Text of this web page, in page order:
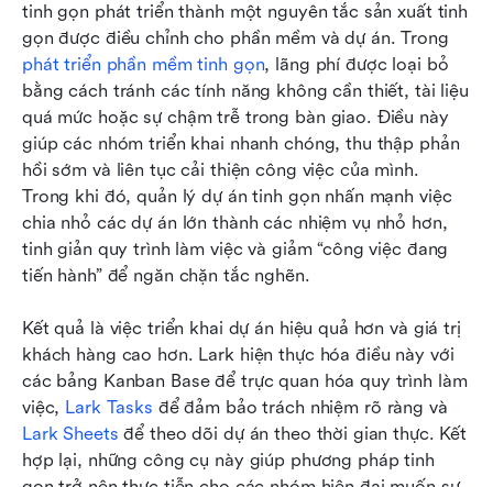
tinh gọn phát triển thành một nguyên tắc sản xuất tinh
phát triển phần mềm tinh gọn, lãng phí được loại bỏ
bằng cách tránh các tính năng không cần thiết, tài liệu
quá mức hoặc sự chậm trễ trong bàn giao. Điều này
giúp các nhóm triển khai nhanh chóng, thu thập phản
hồi sớm và liên tục cải thiện công việc của mình.
Trong khi đó, quản lý dự án tinh gọn nhấn mạnh việc
chia nhỏ các dự án lớn thành các nhiệm vụ nhỏ hơn,
tinh giản quy trình làm việc và giảm “công việc đang
tiến hành” để ngăn chặn tắc nghẽn.
Kết quả là việc triển khai dự án hiệu quả hơn và giá trị
khách hàng cao hơn. Lark hiện thực hóa điều này với
các bảng Kanban Base để trực quan hóa quy trình làm
việc, Lark Tasks
Lark Sheets để theo dõi dự án theo thời gian thực. Kết
hợp lại, những công cụ này giúp phương pháp tinh